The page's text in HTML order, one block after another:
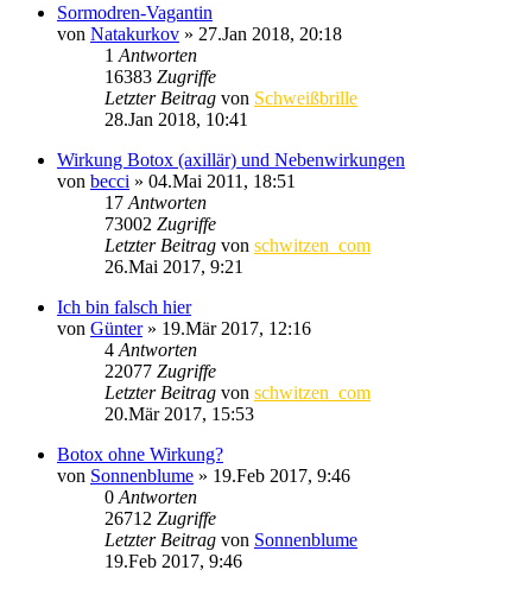
Sormodren-Vagantin
von Natakurkov » 27.Jan 2018, 20:18
1 Antworten
16383 Zugriffe
Letzter Beitrag von Schweißbrille
28.Jan 2018, 10:41
Wirkung Botox (axillär) und Nebenwirkungen
von becci » 04.Mai 2011, 18:51
17 Antworten
73002 Zugriffe
Letzter Beitrag von schwitzen_com
26.Mai 2017, 9:21
Ich bin falsch hier
von Günter» 19.Mär 2017, 12:16
4 Antworten
22077 Zugriffe
Letzter Beitrag von schwitzen_com
20.Mär 2017, 15:53
Botox ohne Wirkung?
von Sonnenblume » 19.Feb 2017, 9:46
0 Antworten
26712 Zugriffe
Letzter Beitrag von Sonnenblume
19.Feb 2017, 9:46